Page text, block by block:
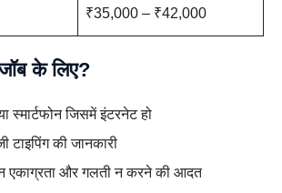
₹35,000 – ₹42,000
के लिए?
स्मार्टफोन जिसमें इंटरनेट हो
टाइपिंग की जानकारी
एकाग्रता और गलती न करने की आदत